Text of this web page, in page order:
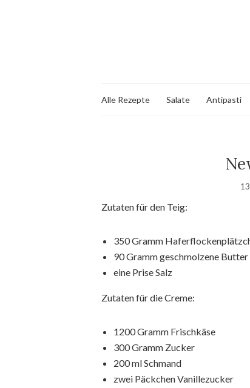
Alle Rezepte Salate Antipasti
Zutaten für den Teig:
350 Gramm
90 Gramm geschmolzene Butter
eine Prise Salz
Zutaten für die Creme:
1200 Gramm Frischkäse
300 Gramm Zucker
200 ml Schmand
zwei Päckchen Vanillezucker